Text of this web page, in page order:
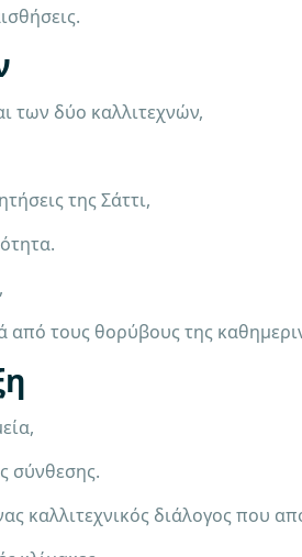
των δύο καλλιτεχνών,
της Σάττι,
από τους θορύβους της
σύνθεσης.
καλλιτεχνικός διάλογος που